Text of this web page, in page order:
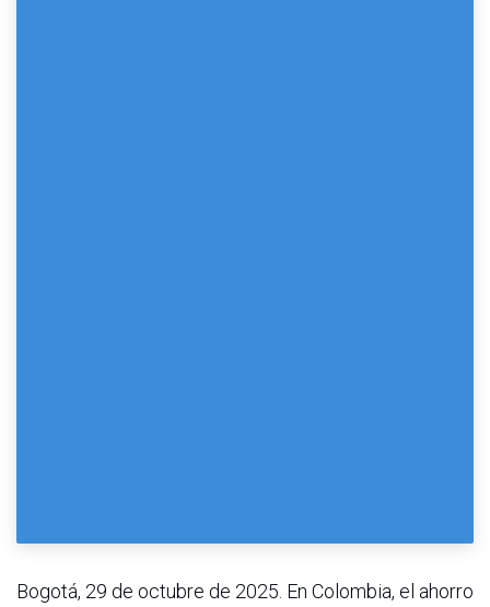
Bogotá, 29 de octubre de 2025. En Colombia, el ahorro